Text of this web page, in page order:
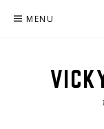
MENU